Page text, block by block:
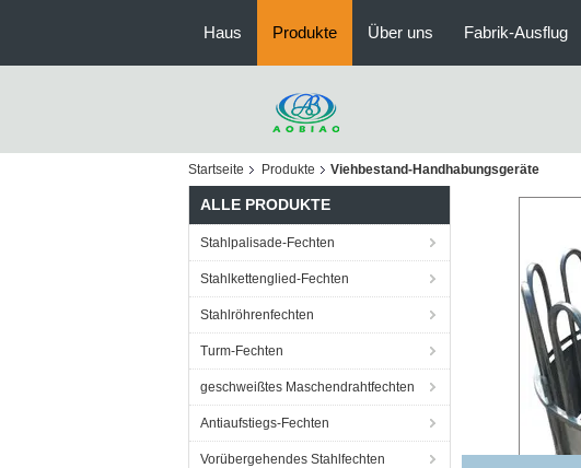
Haus Produkte Über uns Fabrik-Ausflug
Startseite Produkte Viehbestand-Handhabungsgeräte
ALLE PRODUKTE
Stahlpalisade-Fechten
Stahlkettenglied-Fechten
Stahlröhrenfechten
Turm-Fechten
geschweißtes Maschendrahtfechten
Antiaufstiegs-Fechten
Vorübergehendes Stahlfechten